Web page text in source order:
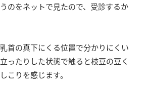
のをネットで見たので、受診するか
首の真下にくる位置で分かりにくい
ったりした状態で触ると枝豆の豆く
こりを感じます。